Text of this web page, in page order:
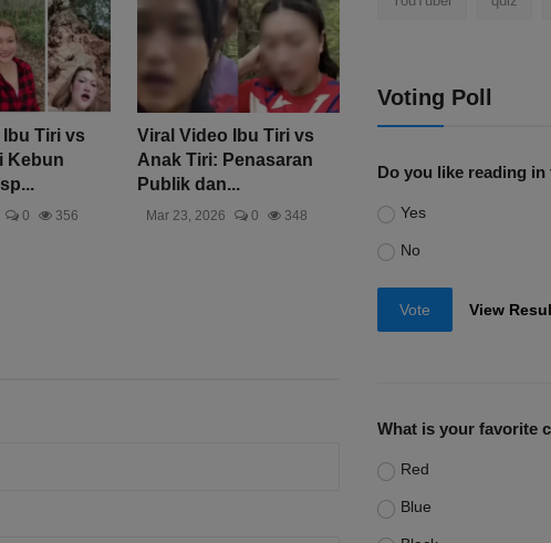
Tiri vs
Kebun
0 356
Viral Video Ibu Tiri vs
Anak Tiri: Penasaran
Publik dan...
Mar 23, 2026 0 348
Voting Poll
Do you like reading in
Yes
No
Vote View
What is your favorite
Red
Blue